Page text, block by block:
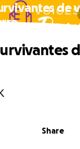
de
Share